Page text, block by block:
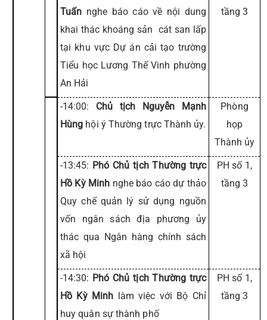
Tuấn nghe báo cáo về nội dung
khai thác khoáng sản cát san lấp
tại khu vực Dự án cải tạo trường
Tiểu học Lương Thế Vinh phường
An Hải
tầng 3
-14:00: Chủ tịch Nguyễn Mạnh
Hùng hội ý Thường trực Thành ủy.
Phòng
họp
Thành ủy
-13:45: Phó Chủ tịch Thường trực
Hồ Kỳ Minh nghe báo cáo dự thảo
Quy chế quản lý sử dụng nguồn
vốn ngân sách địa phương ủy
thác qua Ngân hàng chính sách
xã hội
PH số 1,
tầng 3
-14:30: Phó Chủ tịch Thường trực
Hồ Kỳ Minh làm việc với Bộ Chỉ
huy quân sự thành phố
PH số 1,
tầng 3